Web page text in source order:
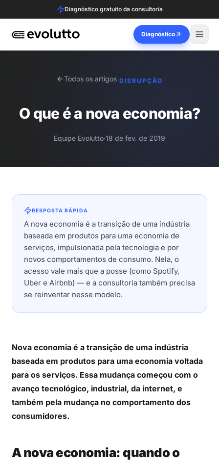
Diagnóstico gratuito da consultoria
Diagnóstico
Todos os artigos DISRUPÇÃO
O que é a nova economia?
Equipe Evolutto·18 de fev. de 2019
RESPOSTA RÁPIDA
A nova economia é a transição de uma indústria
baseada em produtos para uma economia de
serviços, impulsionada pela tecnologia e por
novos comportamentos de consumo. Nela, o
acesso vale mais que a posse (como Spotify,
Uber e Airbnb) — e a consultoria também precisa
se reinventar nesse modelo.
Nova economia é a transição de uma indústria
baseada em produtos para uma economia voltada
para os serviços. Essa mudança começou com o
avanço tecnológico, industrial, da internet, e
também pela mudança no comportamento dos
consumidores.
A nova economia: quando o